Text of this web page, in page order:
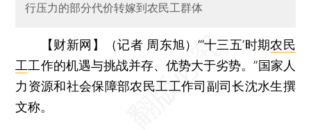
行压力的部分代价转嫁到农民工群体
【财新网】（记者 周东旭） “‘十三五’时期农民
工工作的机遇与挑战并存、优势大于劣势。”国家人
力资源和社会保障部农民工工作司副司长沈水生撰
文称。